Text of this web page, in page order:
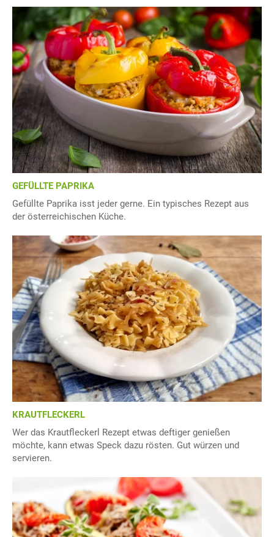
GEFÜLLTE PAPRIKA
Gefüllte Paprika isst jeder gerne. Ein typisches Rezept aus
der österreichischen Küche.
KRAUTFLECKERL
Wer das Krautfleckerl Rezept etwas deftiger genießen
möchte, kann etwas Speck dazu rösten. Gut würzen und
servieren.